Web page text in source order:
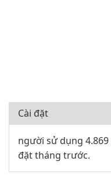
Cài đặt
người sử dụng 4.869
đặt tháng trước.